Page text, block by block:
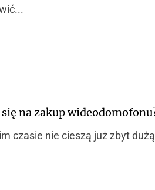
na zakup
czasie nie cieszą już zbyt